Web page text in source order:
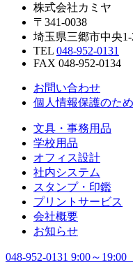
株式会社カミヤ
〒341-0038
埼玉県三郷市中央1-
TEL 048-952-0131
FAX 048-952-0134
お問い合わせ
個人情報保護のた
文具・事務用品
学校用品
オフィス設計
社内システム
スタンプ・印鑑
プリントサービス
会社概要
お知らせ
048-952-0131 9:00～19:00